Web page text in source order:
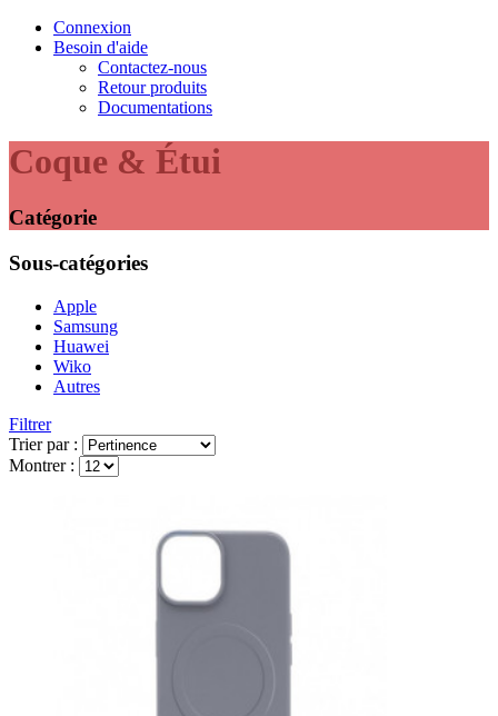
Connexion
Besoin d'aide
Contactez-nous
Retour produits
Documentations
Coque & Étui
Catégorie
Sous-catégories
Apple
Samsung
Huawei
Wiko
Autres
Filtrer
Trier par :
Montrer :